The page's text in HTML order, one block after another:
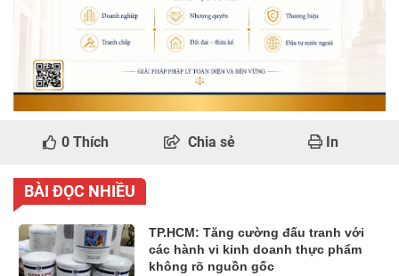
0 Thích Chia sẻ In
BÀI ĐỌC NHIỀU
TP.HCM: Tăng cường đấu tranh với
các hành vi kinh doanh thực phẩm
không rõ nguồn gốc